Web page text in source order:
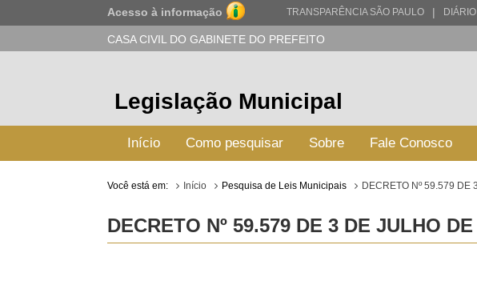
Acesso à informação TRANSPARÊNCIA SÃO PAULO |
CASA CIVIL DO GABINETE DO PREFEITO
Legislação Municipal
Início Como pesquisar Sobre Fale Conosco
Você está em: Início Pesquisa de Leis Municipais DECRETO Nº 59.579 DE
DECRETO Nº 59.579 DE 3 DE JULHO